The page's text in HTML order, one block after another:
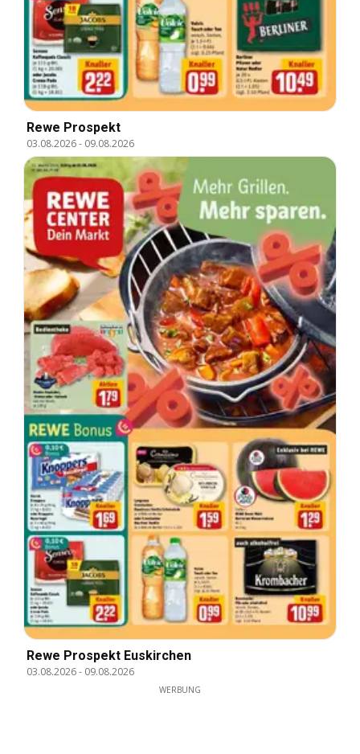
Rewe Prospekt
03.08.2026- 09.08.2026
Rewe Prospekt Euskirchen
03.08.2026- 09.08.2026
WERBUNG